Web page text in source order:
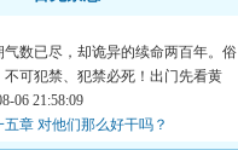
数已尽，却诡异的续命两百年。俗
可犯禁、犯禁必死！出门先看黄
06 21:58:09
五章 对他们那么好干吗？